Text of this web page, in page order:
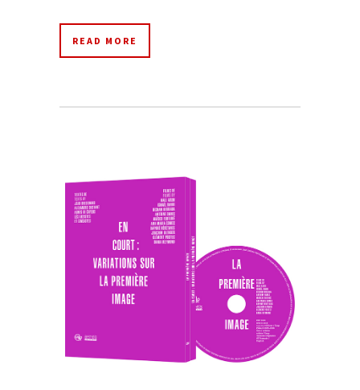
READ MORE